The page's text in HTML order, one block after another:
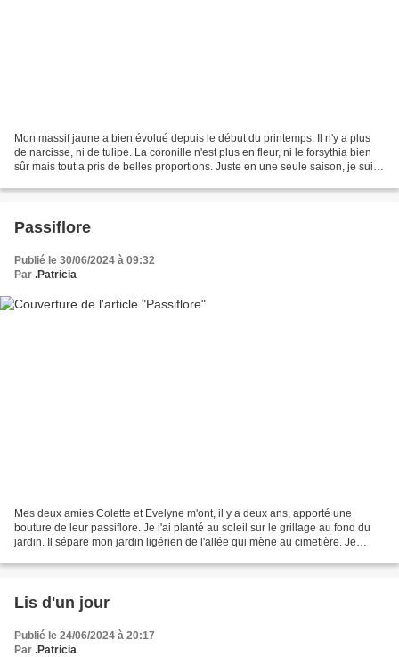
Mon massif jaune a bien évolué depuis le début du printemps. Il n'y a plus
de narcisse, ni de tulipe. La coronille n'est plus en fleur, ni le forsythia bien
sûr mais tout a pris de belles proportions. Juste en une seule saison, je suis
Passiflore
Publié le 30/06/2024 à 09:32
Par .Patricia
Mes deux amies Colette et Evelyne m'ont, il y a deux ans, apporté une
bouture de leur passiflore. Je l'ai planté au soleil sur le grillage au fond du
jardin. Il sépare mon jardin ligérien de l'allée qui mène au cimetière. Je
Lis d'un jour
Publié le 24/06/2024 à 20:17
Par .Patricia